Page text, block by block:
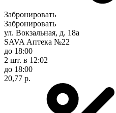
Забронировать
Забронировать
ул. Вокзальная, д. 18а
SAVA Аптека №22
до 18:00
2 шт. в 12:02
до 18:00
20,77 р.